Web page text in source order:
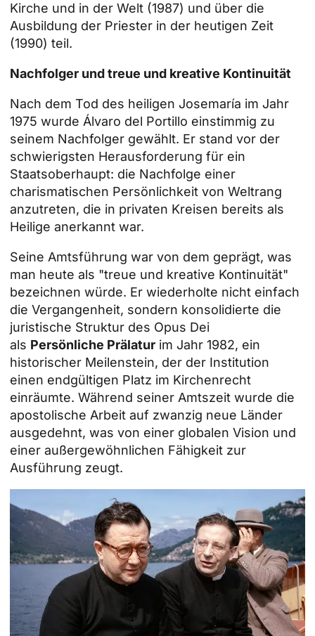
Kirche und in der Welt (1987) und über die
Ausbildung der Priester in der heutigen Zeit
(1990) teil.
Nachfolger und treue und kreative Kontinuität
Nach dem Tod des heiligen Josemaría im Jahr
1975 wurde Álvaro del Portillo einstimmig zu
seinem Nachfolger gewählt. Er stand vor der
schwierigsten Herausforderung für ein
Staatsoberhaupt: die Nachfolge einer
charismatischen Persönlichkeit von Weltrang
anzutreten, die in privaten Kreisen bereits als
Heilige anerkannt war.
Seine Amtsführung war von dem geprägt, was
man heute als "treue und kreative Kontinuität"
bezeichnen würde. Er wiederholte nicht einfach
die Vergangenheit, sondern konsolidierte die
juristische Struktur des Opus Dei
als Persönliche Prälatur im Jahr 1982, ein
historischer Meilenstein, der der Institution
einen endgültigen Platz im Kirchenrecht
einräumte. Während seiner Amtszeit wurde die
apostolische Arbeit auf zwanzig neue Länder
ausgedehnt, was von einer globalen Vision und
einer außergewöhnlichen Fähigkeit zur
Ausführung zeugt.